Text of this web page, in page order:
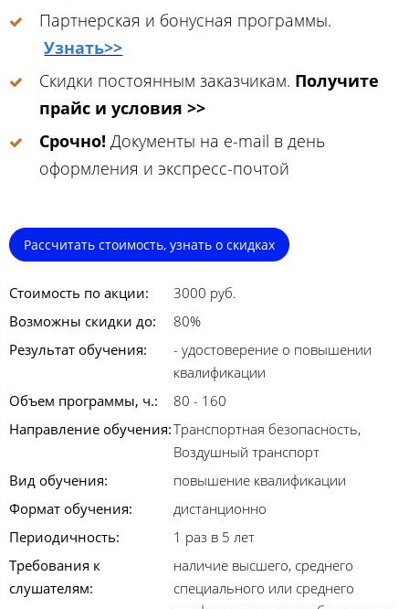
Партнерская и бонусная программы.
Узнать>>
Скидки постоянным заказчикам. Получите
прайс и условия >>
Срочно! Документы на e-mail в день
оформления и экспресс-почтой
Рассчитать стоимость, узнать о скидках
Стоимость по акции:
3000 руб.
Возможны скидки до:
80%
Результат обучения:
- удостоверение о повышении
квалификации
Объем программы, ч.:
80 - 160
Направление обучения:Транспортная безопасность,
Воздушный транспорт
Вид обучения:
повышение квалификации
Формат обучения:
дистанционно
Периодичность:
1 раз в 5 лет
Требования к
слушателям:
наличие высшего, среднего
специального или среднего